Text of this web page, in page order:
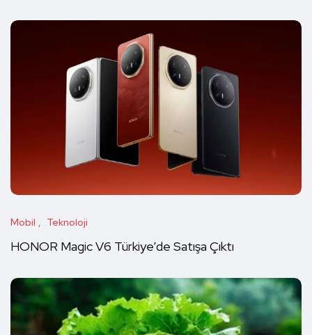
Mobil Teknoloji
HONOR Magic V6 Türkiye’de Satışa Çıktı